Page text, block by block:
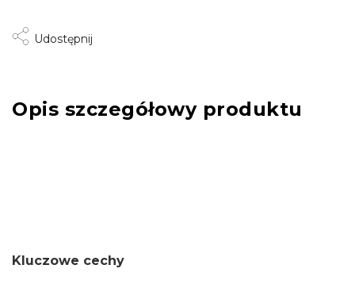
Udostępnij
Opis szczegółowy produktu
Kluczowe cechy